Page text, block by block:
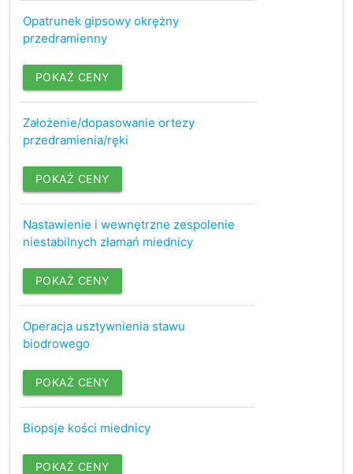
Opatrunek gipsowy okrężny
przedramienny
POKAŻ CENY
Założenie/dopasowanie ortezy
przedramienia/ręki
POKAŻ CENY
Nastawienie i wewnętrzne zespolenie
niestabilnych złamań miednicy
POKAŻ CENY
Operacja usztywnienia stawu
biodrowego
POKAŻ CENY
Biopsje kości miednicy
POKAŻ CENY